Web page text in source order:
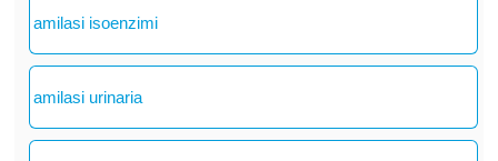
amilasi isoenzimi
amilasi urinaria